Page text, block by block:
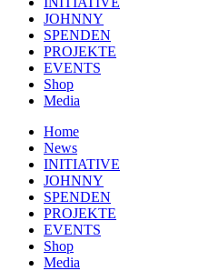
JOHNNY
SPENDEN
PROJEKTE
EVENTS
Shop
Media
Home
News
INITIATIVE
JOHNNY
SPENDEN
PROJEKTE
EVENTS
Shop
Media